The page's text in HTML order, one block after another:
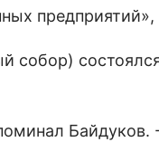
собор)
Байдуков.